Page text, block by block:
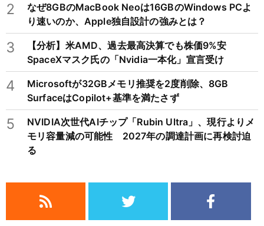
2
なぜ8GBのMacBook Neoは16GBのWindows PCよ
り速いのか、Apple独自設計の強みとは？
3
【分析】米AMD、過去最高決算でも株価9%安
SpaceXマスク氏の「Nvidia一本化」宣言受け
4
Microsoftが32GBメモリ推奨を2度削除、8GB
SurfaceはCopilot+基準を満たさず
5
NVIDIA次世代AIチップ「Rubin Ultra」、現行よりメ
モリ容量減の可能性 2027年の調達計画に再検討迫
る